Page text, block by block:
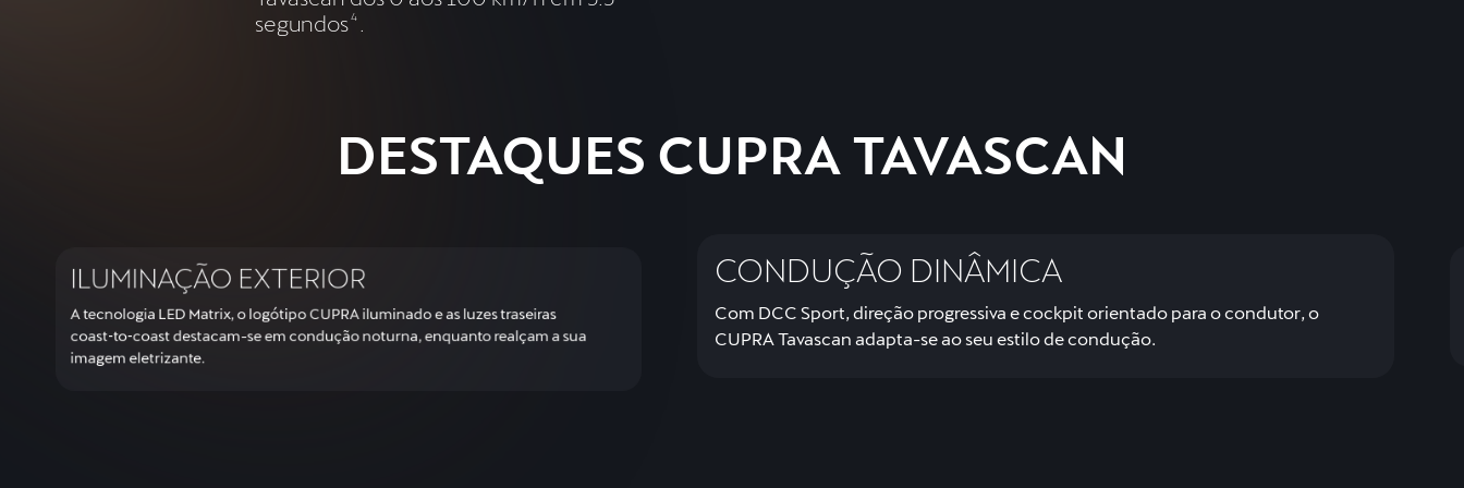
segundos 4
DESTAQUES CUPRA TAVASCAN
ILUMINAÇÃO EXTERIOR
A tecnologia LED Matrix, o logótipo CUPRA iluminado e as luzes traseiras
coast‑to‑coast destacam-se em condução noturna, enquanto realçam a sua
imagem eletrizante.
CONDUÇÃO DINÂMICA
Com DCC Sport, direção progressiva e cockpit orientado para o condutor, o
CUPRA Tavascan adapta-se ao seu estilo de condução.